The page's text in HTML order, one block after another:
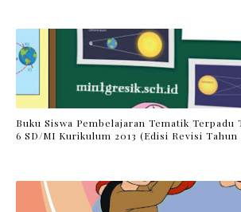
Buku Siswa Pembelajaran Tematik Terpadu
6 SD/MI Kurikulum 2013 (Edisi Revisi Tahun